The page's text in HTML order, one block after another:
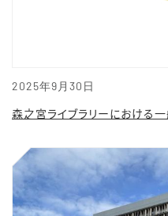
2025年9月30日
森之宮ライブラリーにおける